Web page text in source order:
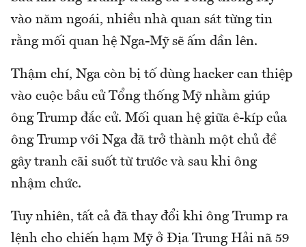
vào năm ngoái, nhiều nhà quan sát từng tin
rằng mối quan hệ Nga-Mỹ sẽ ấm dần lên.
Thậm chí, Nga còn bị tố dùng hacker can thiệp
vào cuộc bầu cử Tổng thống Mỹ nhằm giúp
ông Trump đắc cử. Mối quan hệ giữa ê-kíp của
ông Trump với Nga đã trở thành một chủ đề
gây tranh cãi suốt từ trước và sau khi ông
nhậm chức.
Tuy nhiên, tất cả đã thay đổi khi ông Trump ra
lệnh cho chiến hạm Mỹ ở Địa Trung Hải nã 59